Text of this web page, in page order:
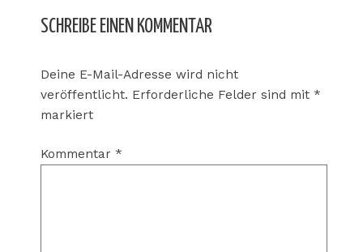
SCHREIBE EINEN KOMMENTAR
Deine E-Mail-Adresse wird nicht
veröffentlicht. Erforderliche Felder sind mit *
markiert
Kommentar *